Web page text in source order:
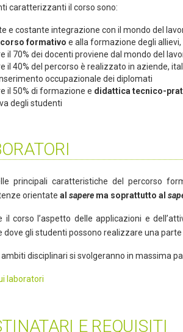
caratterizzanti il corso sono:
e costante integrazione con il mondo del
formativo e alla formazione degli
il 70% dei docenti proviene dal mondo del
il 40% del percorso è realizzato in aziende,
occupazionale dei diplomati
il 50% di formazione e didattica tecnico-
degli studenti
principali caratteristiche del percorso
orientatealsapere ma soprattutto al
il corso l’aspetto delle applicazioni e
dove gli studenti possono realizzare una
disciplinari si svolgeranno in massima
laboratori
E REQUISITI